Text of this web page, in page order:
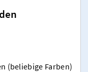
(beliebige Farben)